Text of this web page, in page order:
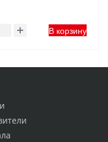
В корзину